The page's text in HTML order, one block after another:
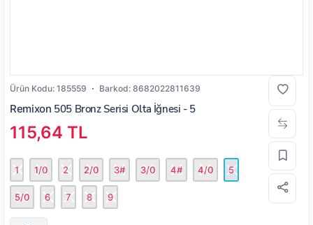
Ürün Kodu: 185559 Barkod: 8682022811639
Remixon 505 Bronz Serisi Olta İğnesi - 5
115,64 TL
1 1/0 2 2/0 3# 3/0 4# 4/0 5
5/0 6 7 8 9